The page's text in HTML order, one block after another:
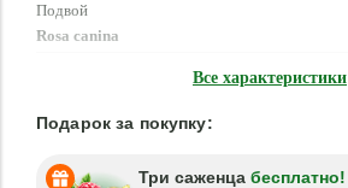
Подвой
Rosa canina
Все характеристики
Подарок за покупку:
Три саженца бесплатно!